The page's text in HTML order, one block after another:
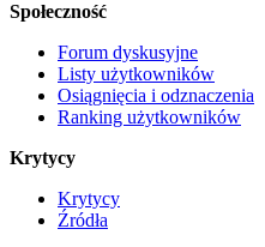
Społeczność
Forum dyskusyjne
Listy użytkowników
Osiągnięcia i odznaczenia
Ranking użytkowników
Krytycy
Krytycy
Źródła